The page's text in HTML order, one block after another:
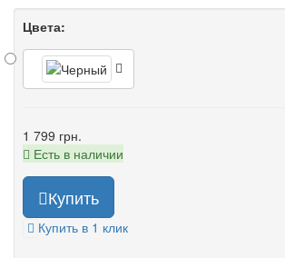
Цвета:
1 799 грн.
Есть в наличии
Купить
Купить в 1 клик